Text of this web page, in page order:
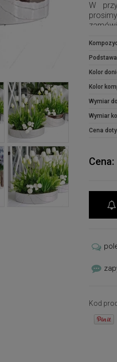
W
Kolor
Kolor
Wymiar
Wymiar
Cena
Cena:
Kod